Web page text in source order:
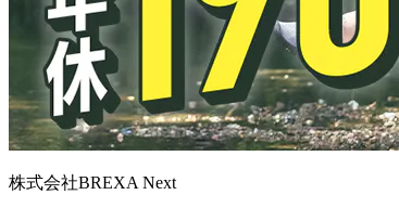
株式会社BREXA Next